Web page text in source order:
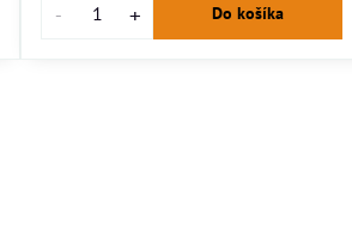
Do košíka